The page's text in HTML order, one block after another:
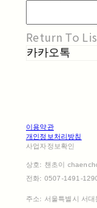
Return To
카카오톡
이용약관
개인정보처리방침
사업자정보확인
상호: 챈초이
전화: 0507-1491-
주소: 서울특별시 서